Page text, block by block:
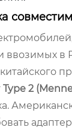
ввозимых в
Type 2